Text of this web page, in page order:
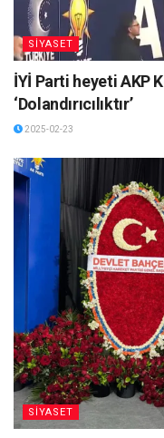
SİYASET
İYİ Parti heyeti AKP
‘Dolandırıcılıktır’
2025-02-23
SİYASET